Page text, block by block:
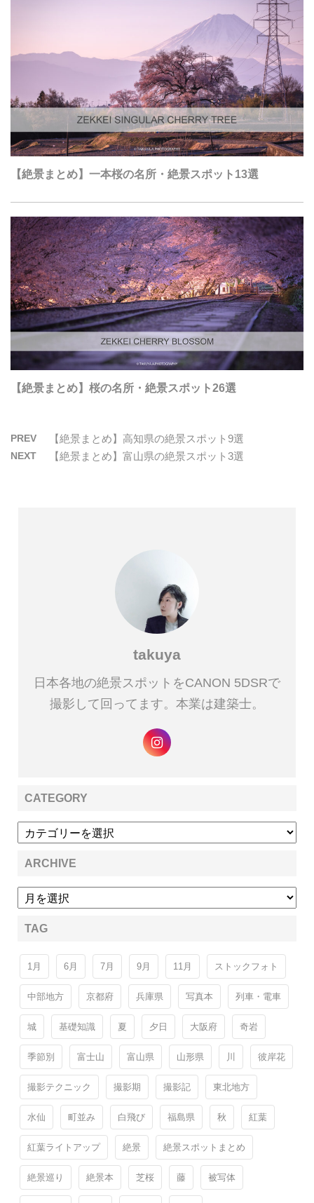
【絶景まとめ】一本桜の名所・絶景スポット13選
【絶景まとめ】桜の名所・絶景スポット26選
PREV 【絶景まとめ】高知県の絶景スポット9選
NEXT 【絶景まとめ】富山県の絶景スポット3選
takuya
日本各地の絶景スポットをCANON 5DSRで
撮影して回ってます。本業は建築士。
CATEGORY
ARCHIVE
TAG
1月 6月 7月 9月 11月 ストックフォト
中部地方 京都府 兵庫県 写真本 列車・電車
城 基礎知識 夏 夕日 大阪府 奇岩
季節別 富士山 富山県 山形県 川 彼岸花
撮影テクニック 撮影期 撮影記 東北地方
水仙 町並み 白飛び 福島県 秋 紅葉
紅葉ライトアップ 絶景 絶景スポットまとめ
絶景巡り 絶景本 芝桜 藤 被写体